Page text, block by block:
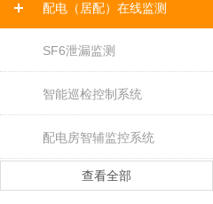
配电（居配）在线监测
SF6泄漏监测
智能巡检控制系统
配电房智辅监控系统
查看全部